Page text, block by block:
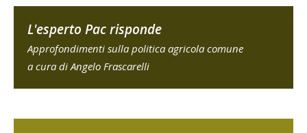
L'esperto Pac risponde
Approfondimenti sulla politica agricola comune
a cura di Angelo Frascarelli